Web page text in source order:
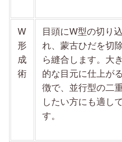
W
形
成
術
目頭にW型の切り
れ、蒙古ひだを切
ら縫合します。大
的な目元に仕上が
徴で、並行型の二
したい方にも適し
す。